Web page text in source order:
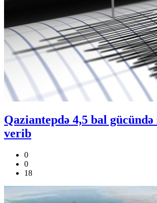
Qaziantepdə 4,5 bal gücündə
verib
0
0
18